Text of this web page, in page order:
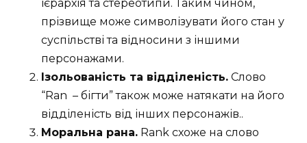
ієрархія та стереотипи. Таким чином,
прізвище може символізувати його стан у
суспільстві та відносини з іншими
персонажами.
Ізольованість та відділеність. Слово
“Ran – бігти” також може натякати на його
відділеність від інших персонажів..
Моральна рана. Rank схоже на слово